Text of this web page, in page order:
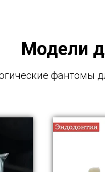
Модели
фантомы